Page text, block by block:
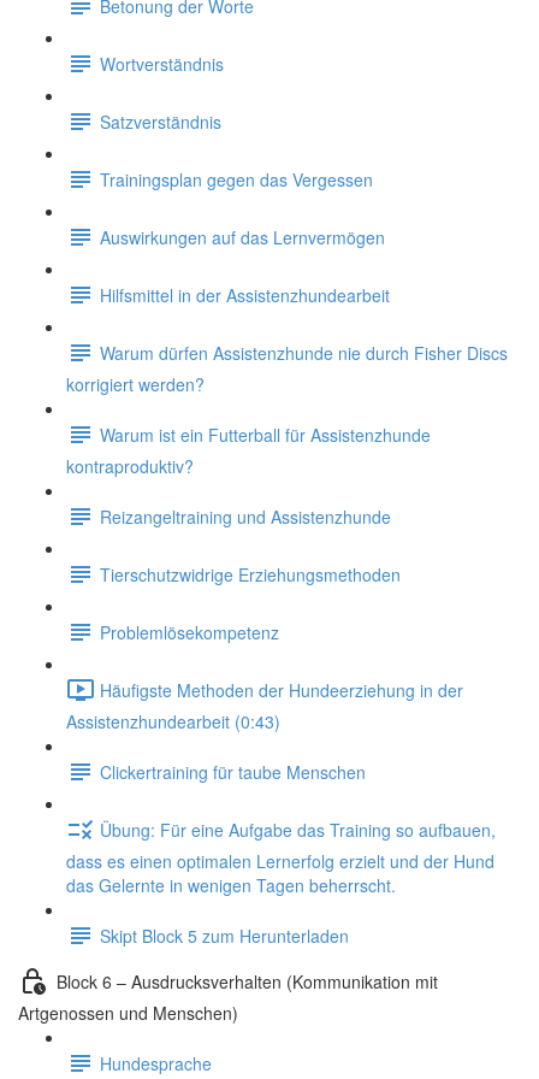
Betonung der Worte
Wortverständnis
Satzverständnis
Trainingsplan gegen das Vergessen
Auswirkungen auf das Lernvermögen
Hilfsmittel in der Assistenzhundearbeit
Warum dürfen Assistenzhunde nie durch Fisher Discs
korrigiert werden?
Warum ist ein Futterball für Assistenzhunde
kontraproduktiv?
Reizangeltraining und Assistenzhunde
Tierschutzwidrige Erziehungsmethoden
Problemlösekompetenz
Häufigste Methoden der Hundeerziehung in der
Assistenzhundearbeit (0:43)
Clickertraining für taube Menschen
Übung: Für eine Aufgabe das Training so aufbauen,
dass es einen optimalen Lernerfolg erzielt und der Hund
das Gelernte in wenigen Tagen beherrscht.
Skipt Block 5 zum Herunterladen
Block 6 – Ausdrucksverhalten (Kommunikation mit
Artgenossen und Menschen)
Hundesprache